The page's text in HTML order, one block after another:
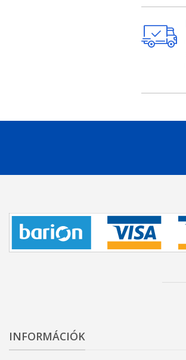
INFORMÁCIÓK